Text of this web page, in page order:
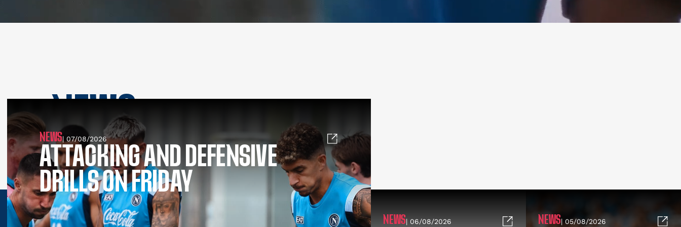
NEWSSEE ALL NEWS
NEWS| 07/08/2026
ATTACKING AND DEFENSIVE
DRILLS ON FRIDAY
NEWS| 06/08/2026 NEWS| 05/08/2026